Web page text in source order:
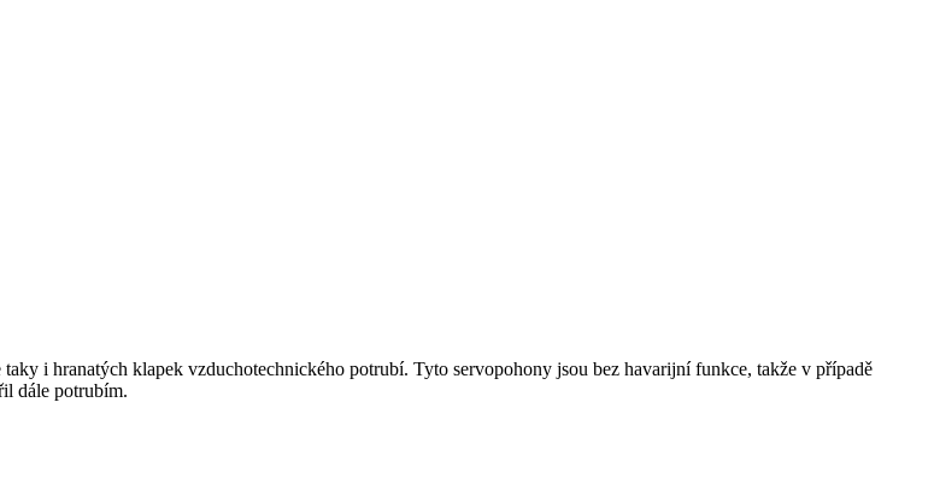
i hranatých klapek vzduchotechnického potrubí. Tyto servopohony jsou bez havarijní funkce, takže v případě
dále potrubím.